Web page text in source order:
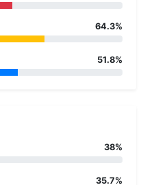
64.3%
51.8%
38%
35.7%